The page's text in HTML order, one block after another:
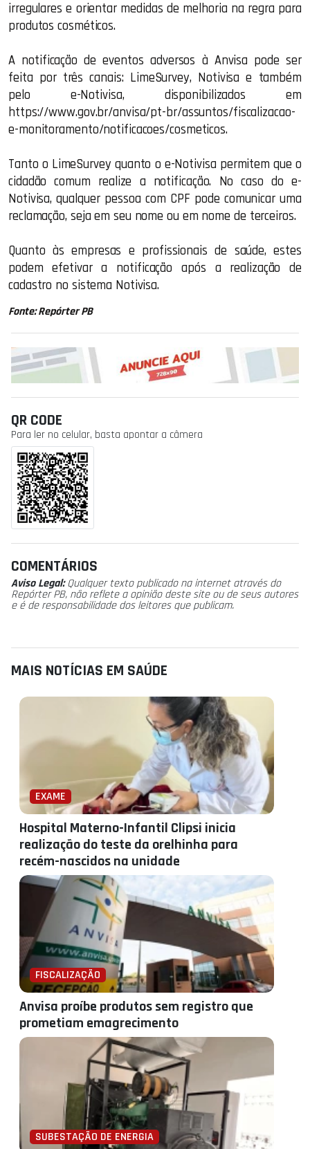
irregulares e orientar medidas de melhoria na regra para
produtos cosméticos.
A notificação de eventos adversos à Anvisa pode ser
feita por três canais: LimeSurvey, Notivisa e também
pelo e-Notivisa, disponibilizados em
https://www.gov.br/anvisa/pt-br/assuntos/fiscalizacao-
e-monitoramento/notificacoes/cosmeticos.
Tanto o LimeSurvey quanto o e-Notivisa permitem que o
cidadão comum realize a notificação. No caso do e-
Notivisa, qualquer pessoa com CPF pode comunicar uma
reclamação, seja em seu nome ou em nome de terceiros.
Quanto às empresas e profissionais de saúde, estes
podem efetivar a notificação após a realização de
cadastro no sistema Notivisa.
Fonte: Repórter PB
QR CODE
Para ler no celular, basta apontar a câmera
COMENTÁRIOS
Aviso Legal:Qualquer texto publicado na internet através do
Repórter PB, não reflete a opinião deste site ou de seus autores
e é de responsabilidade dos leitores que publicam.
MAIS NOTÍCIAS EM SAÚDE
EXAME
Hospital Materno-Infantil Clipsi inicia
realização do teste da orelhinha para
recém-nascidos na unidade
FISCALIZAÇÃO
Anvisa proíbe produtos sem registro que
prometiam emagrecimento
SUBESTAÇÃO DE ENERGIA